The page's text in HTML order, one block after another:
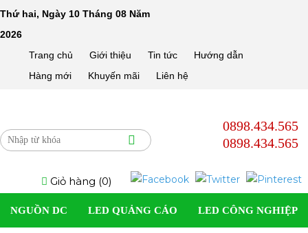
Thứ hai, Ngày 10 Tháng 08 Năm
2026
Trang chủ
Giới thiệu Tin tức
Hướng dẫn
Hàng mới
Khuyến mãi Liên hệ
0898.434.565
0898.434.565
Giỏ hàng (0)
NGUỒN DC LED QUẢNG CÁO LED CÔNG NGHIỆP